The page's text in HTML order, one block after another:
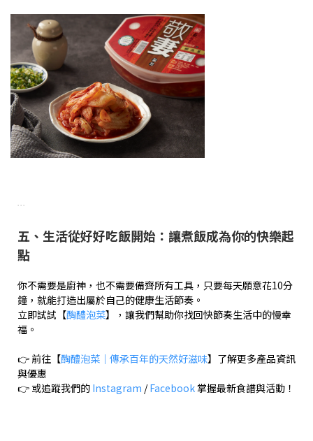
五、生活從好好吃飯開始：讓煮飯成為你的快樂起
點
你不需要是廚神，也不需要備齊所有工具，只要每天願意花10分
鐘，就能打造出屬於自己的健康生活節奏。
立即試試【醄醴泡菜】，讓我們幫助你找回快節奏生活中的慢幸
福。
👉 前往【醄醴泡菜｜傳承百年的天然好滋味】了解更多產品資訊
與優惠
👉 或追蹤我們的 Instagram /Facebook掌握最新食譜與活動！